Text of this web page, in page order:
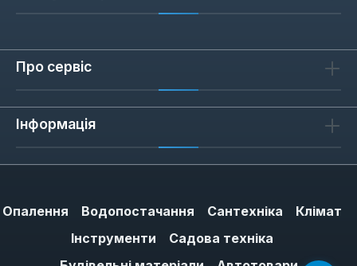
Про сервіс
Інформація
Опалення Водопостачання Сантехніка
Клімат
Інструменти
Садова техніка